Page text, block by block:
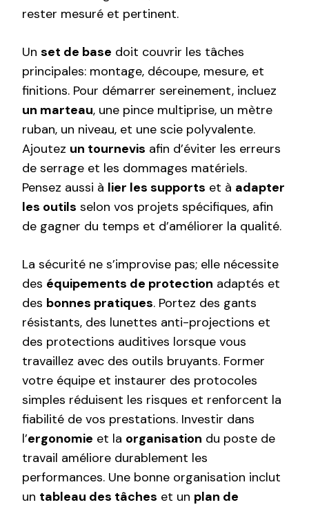
rester mesuré et pertinent.
Un set de base doit couvrir les tâches
principales: montage, découpe, mesure, et
finitions. Pour démarrer sereinement, incluez
un marteau, une pince multiprise, un mètre
ruban, un niveau, et une scie polyvalente.
Ajoutez un tournevis afin d’éviter les erreurs
de serrage et les dommages matériels.
Pensez aussi à lier les supports et à adapter
les outils selon vos projets spécifiques, afin
de gagner du temps et d’améliorer la qualité.
La sécurité ne s’improvise pas; elle nécessite
des équipements de protection adaptés et
des bonnes pratiques. Portez des gants
résistants, des lunettes anti-projections et
des protections auditives lorsque vous
travaillez avec des outils bruyants. Former
votre équipe et instaurer des protocoles
simples réduisent les risques et renforcent la
fiabilité de vos prestations. Investir dans
l’ergonomie et la organisation du poste de
travail améliore durablement les
performances. Une bonne organisation inclut
un tableau des tâches et un plan de